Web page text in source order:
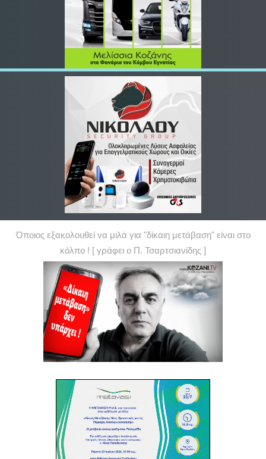
Όποιος εξακολουθεί να μιλά για "δίκαιη μετάβαση" είναι στο
κόλπο ! [ γράφει ο Π. Τσαρτσιανίδης ]